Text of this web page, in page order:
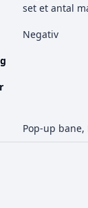
set et antal
Negativ
Pop-up bane,